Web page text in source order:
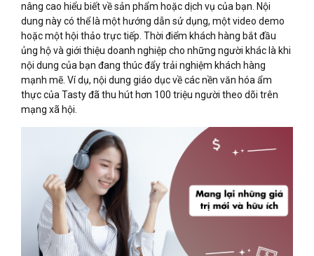
nâng cao hiểu biết về sản phẩm hoặc dịch vụ của bạn. Nội
dung này có thể là một hướng dẫn sử dụng, một video demo
hoặc một hội thảo trực tiếp. Thời điểm khách hàng bắt đầu
ủng hộ và giới thiệu doanh nghiệp cho những người khác là khi
nội dung của bạn đang thúc đẩy trải nghiệm khách hàng
mạnh mẽ. Ví dụ, nội dung giáo dục về các nền văn hóa ẩm
thực của Tasty đã thu hút hơn 100 triệu người theo dõi trên
mạng xã hội.